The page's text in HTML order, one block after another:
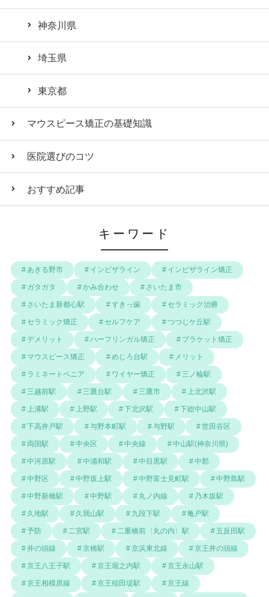
神奈川県
埼玉県
東京都
マウスピース矯正の基礎知識
医院選びのコツ
おすすめ記事
キーワード
あきる野市 インビザライン インビザライン矯正
ガタガタ かみ合わせ さいたま市
さいたま新都心駅 すきっ歯 セラミック治療
セラミック矯正 セルフケア つつじケ丘駅
デメリット ハーフリンガル矯正 ブラケット矯正
マウスピース矯正 めじろ台駅 メリット
ラミネートベニア ワイヤー矯正 三ノ輪駅
三越前駅 三鷹台駅 三鷹市 上北沢駅
上溝駅 上野駅 下北沢駅 下総中山駅
下高井戸駅 与野本町駅 与野駅 世田谷区
両国駅 中央区 中央線 中山駅(神奈川県)
中河原駅 中浦和駅 中目黒駅 中郡
中野区 中野坂上駅 中野富士見町駅 中野島駅
中野新橋駅 中野駅 丸ノ内線 乃木坂駅
久地駅 久我山駅 九段下駅 亀戸駅
予防 二宮駅 二重橋前〈丸の内〉駅 五反田駅
井の頭線 京橋駅 京浜東北線 京王井の頭線
京王八王子駅 京王堀之内駅 京王永山駅
京王相模原線 京王稲田堤駅 京王線